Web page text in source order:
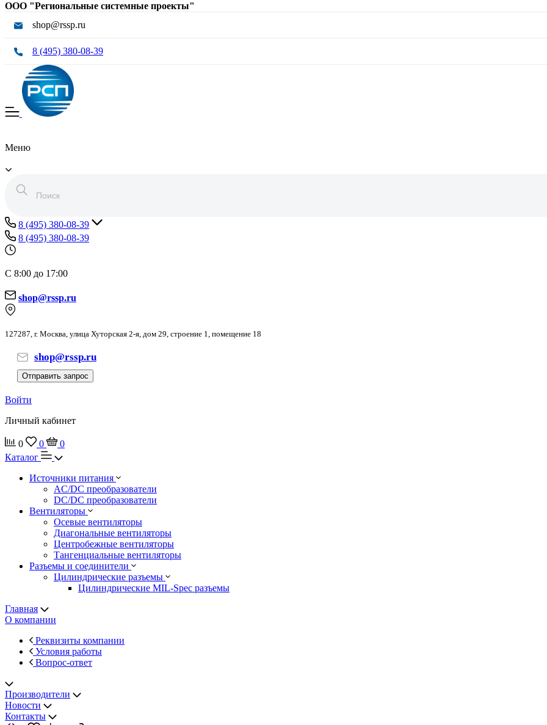
ООО "Региональные системные проекты"
shop@rssp.ru
8 (495) 380-08-39
Меню
8 (495) 380-08-39
8 (495) 380-08-39
С 8:00 до 17:00
shop@rssp.ru
127287, г. Москва, улица Хуторская 2-я, дом 29, строение 1, помещение 18
shop@rssp.ru
Отправить запрос
Войти
Личный кабинет
0 0
0
Каталог
Источники питания
AC/DC преобразователи
DC/DC преобразователи
Вентиляторы
Осевые вентиляторы
Диагональные вентиляторы
Центробежные вентиляторы
Тангенциальные вентиляторы
Разъемы и соединители
Цилиндрические разъемы
Цилиндрические MIL-Spec разъемы
Главная
О компании
Реквизиты компании
Условия работы
Вопрос-ответ
Производители
Новости
Контакты